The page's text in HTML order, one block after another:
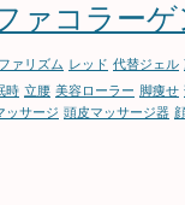
ァコラーゲ
ァリズム レッド 代替ジェル
時 立腰 美容ローラー 脚痩せ
ッサージ 頭皮マッサージ器